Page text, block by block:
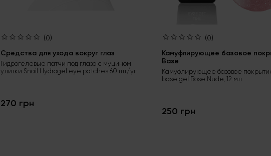
(0)
Средства для ухода вокруг глаз
Гидрогелевые патчи под глаза с муцином
улитки Snail Hydrogel eye patches 60 шт/уп
270 грн
(0)
Камуфлирующее базовое
Base
Камуфлирующее базовое
base gel Rose Nude, 12 мл
250 грн